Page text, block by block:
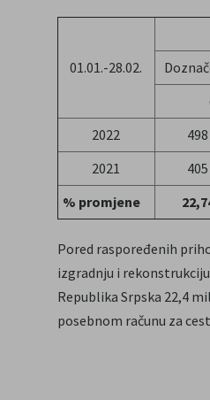
01.01.-28.02.
2022
498
2021
405
% promjene
Pored raspoređenih
izgradnju i
Republika Srpska 22,4
posebnom računu za